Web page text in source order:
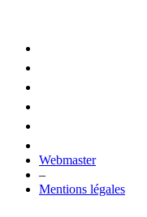
Webmaster
–
Mentions légales